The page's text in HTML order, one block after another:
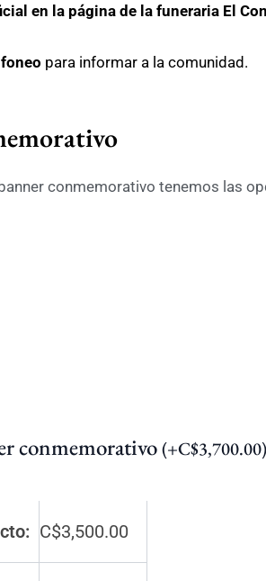
en la página de la funeraria El
para informar a la comunidad.
conmemorativo tenemos las
conmemorativo(+C$3,700.00)
C$3,500.00